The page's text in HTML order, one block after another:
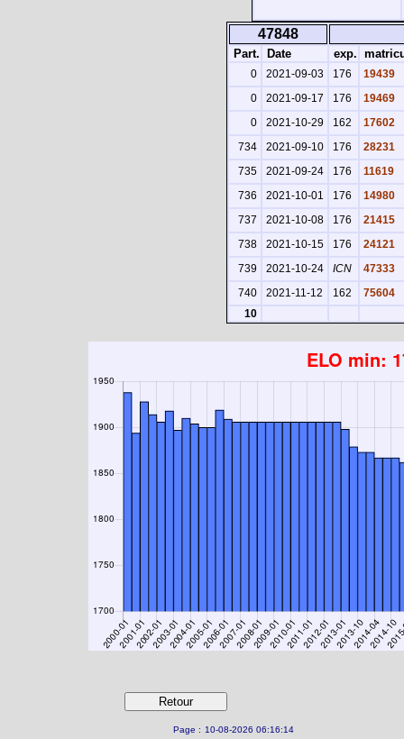
47848
Part. Date exp.
0 2021-09-03 176
19439
0
2021-09-17 176
19469
0
2021-10-29 162
17602
734
2021-09-10 176
28231
735
2021-09-24 176
11619
736
2021-10-01 176
14980
737
2021-10-08 176
21415
738
2021-10-15 176
24121
739
2021-10-24 ICN
47333
740
2021-11-12 162
75604
10
Page : 10-08-2026 06:16:14